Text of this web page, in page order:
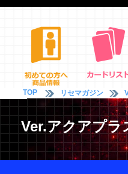
TOP リセマガジン
Ver.アクアプラ